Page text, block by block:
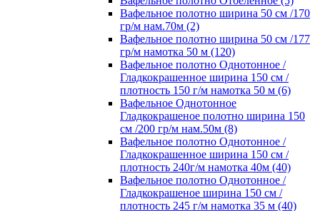
Вафельное полотно ширина 50 см /170
гр/м нам.70м (2)
Вафельное полотно ширина 50 см /177
гр/м намотка 50 м (120)
Вафельное полотно Однотонное /
Гладкокрашенное ширина 150 см /
плотность 150 г/м намотка 50 м (6)
Вафельное Однотонное
Гладкокрашеное полотно ширина 150
см /200 гр/м нам.50м (8)
Вафельное полотно Однотонное /
Гладкокрашенное ширина 150 см /
плотность 240г/м намотка 40м (40)
Вафельное полотно Однотонное /
Гладкокрашеное ширина 150 см /
плотность 245 г/м намотка 35 м (40)